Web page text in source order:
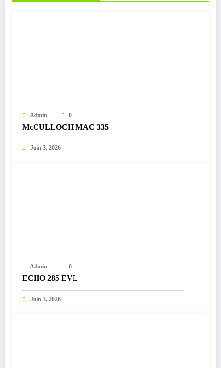
Admin 0
McCULLOCH MAC 335
Juin 3, 2026
Admin 0
ECHO 285 EVL
Juin 3, 2026